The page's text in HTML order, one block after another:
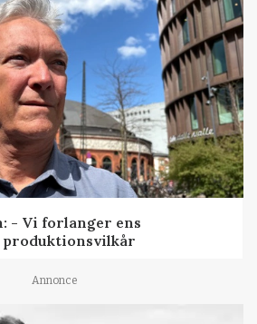
- Vi forlanger ens
Annonce